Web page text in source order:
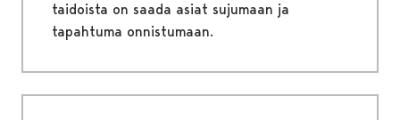
taidoista on saada asiat sujumaan ja
tapahtuma onnistumaan.